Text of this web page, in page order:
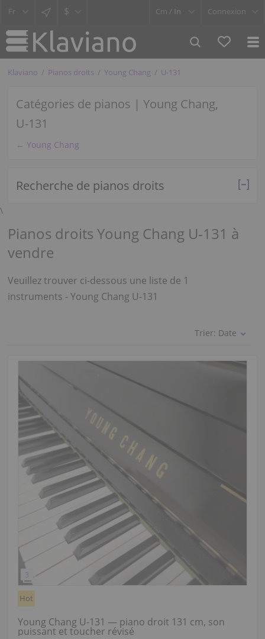
$ Cm / In Connexion
Klaviano Pianos droits Young Chang U-131
Catégories de pianos | Young Chang,
U-131
← Young Chang
Recherche de pianos droits
\
Pianos droits Young Chang U-131 à
vendre
Veuillez trouver ci-dessous une liste de 1
instruments - Young Chang U-131
Trier: Date
Hot
Young Chang U-131 — piano droit 131 cm, son
puissant et toucher révisé